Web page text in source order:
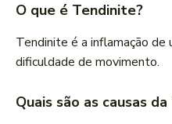
O que é Tendinite?
Tendinite é a inflamação de
dificuldade de movimento.
Quais são as causas